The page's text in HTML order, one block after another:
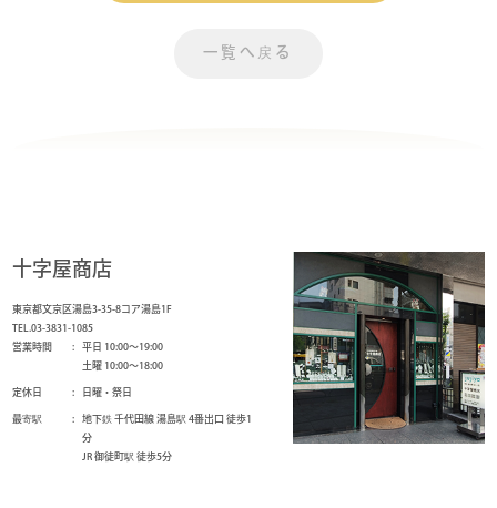
一覧へ戻る
十字屋商店
東京都文京区湯島3-35-8コア湯島1F
TEL.03-3831-1085
営業時間
平日 10:00～19:00
土曜 10:00～18:00
定休日
日曜・祭日
最寄駅
地下鉄 千代田線 湯島駅 4番出口 徒歩1
分
JR 御徒町駅 徒歩5分